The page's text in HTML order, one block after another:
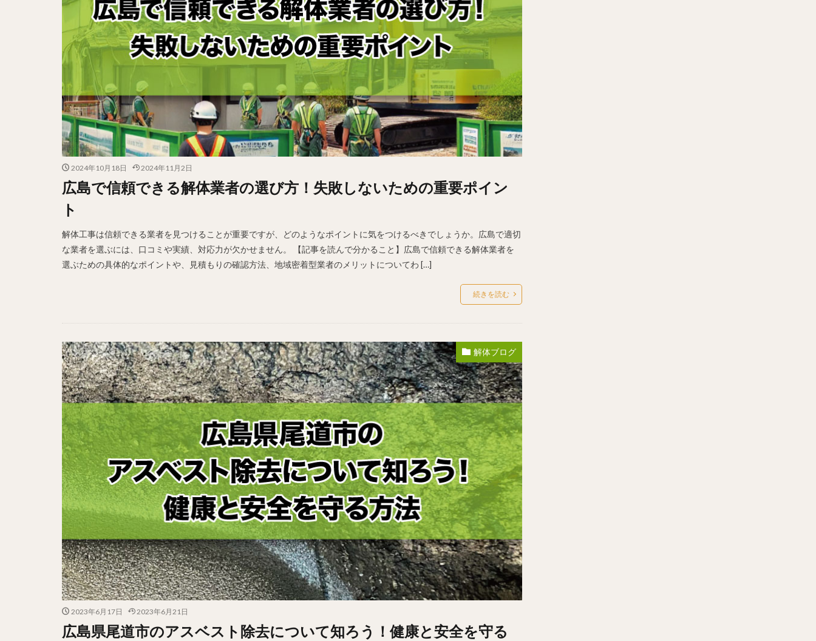
2024年10月18日 2024年11月2日
広島で信頼できる解体業者の選び方！失敗しないための重要ポイン
ト
解体工事は信頼できる業者を見つけることが重要ですが、どのようなポイントに気をつけるべきでしょうか。広島で適切
な業者を選ぶには、口コミや実績、対応力が欠かせません。 【記事を読んで分かること】広島で信頼できる解体業者を
選ぶための具体的なポイントや、見積もりの確認方法、地域密着型業者のメリットについてわ […]
続きを読む
解体ブログ
2023年6月17日 2023年6月21日
広島県尾道市のアスベスト除去について知ろう！健康と安全を守る